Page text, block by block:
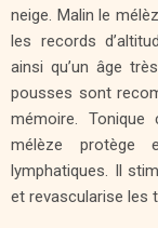
neige. Malin le
les records
ainsi qu’un âge
pousses sont
mémoire.
mélèze protège
lymphatiques. Il
et revascularise les